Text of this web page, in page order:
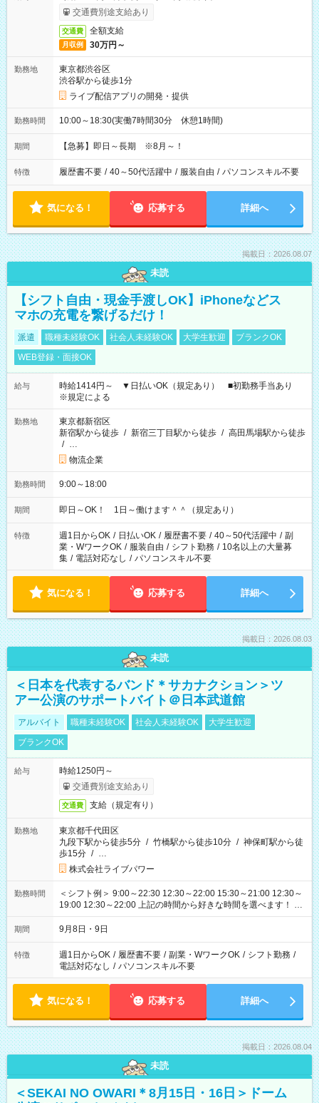
交通費別途支給あり
交通費 全額支給
月収例 30万円～
勤務地
東京都渋谷区
渋谷駅から徒歩1分
ライブ配信アプリの開発・提供
勤務時間 10:00～18:30(実働7時間30分 休憩1時間)
期間 【急募】即日～長期 ※8月～！
特徴 履歴書不要 / 40～50代活躍中 / 服装自由 / パソコンスキル不要
気になる！ 応募する 詳細へ
掲載日：2026.08.07
未読
【シフト自由・現金手渡しOK】iPhoneなどス
マホの充電を繋げるだけ！
派遣 職種未経験OK 社会人未経験OK 大学生歓迎
ブランクOK
WEB登録・面接OK
給与
時給1414円～ ▼日払いOK（規定あり） ■初勤務手当あり
※規定による
勤務地
東京都新宿区
新宿駅から徒歩 / 新宿三丁目駅から徒歩 / 高田馬場駅から徒歩
/ …
物流企業
勤務時間 9:00～18:00
期間 即日～OK！ 1日～働けます＾＾（規定あり）
特徴 週1日からOK / 日払いOK / 履歴書不要 / 40～50代活躍中 / 副
業・WワークOK / 服装自由 / シフト勤務 / 10名以上の大量募
集 / 電話対応なし / パソコンスキル不要
気になる！ 応募する 詳細へ
掲載日：2026.08.03
未読
＜日本を代表するバンド＊サカナクション＞ツ
アー公演のサポートバイト＠日本武道館
アルバイト 職種未経験OK 社会人未経験OK
大学生歓迎
ブランクOK
給与
時給1250円～
交通費別途支給あり
交通費 支給（規定有り）
勤務地
東京都千代田区
九段下駅から徒歩5分 / 竹橋駅から徒歩10分 / 神保町駅から徒
歩15分 / …
株式会社ライブパワー
勤務時間
＜シフト例＞ 9:00～22:30 12:30～22:00 15:30～21:00 12:30～
19:00 12:30～22:00 上記の時間から好きな時間を選べます！ ※
時間は変更となる可能性があります
期間 9月8日・9日
特徴 週1日からOK / 履歴書不要 / 副業・WワークOK / シフト勤務 /
電話対応なし / パソコンスキル不要
気になる！ 応募する 詳細へ
掲載日：2026.08.04
未読
＜SEKAI NO OWARI＊8月15日・16日＞ドーム